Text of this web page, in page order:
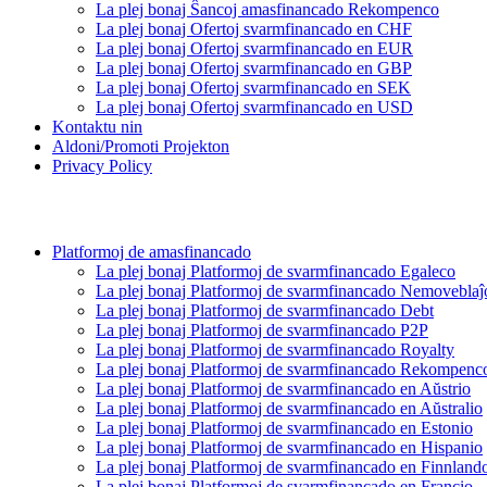
La plej bonaj Ŝancoj amasfinancado Rekompenco
La plej bonaj Ofertoj svarmfinancado en CHF
La plej bonaj Ofertoj svarmfinancado en EUR
La plej bonaj Ofertoj svarmfinancado en GBP
La plej bonaj Ofertoj svarmfinancado en SEK
La plej bonaj Ofertoj svarmfinancado en USD
Kontaktu nin
Aldoni/Promoti Projekton
Privacy Policy
Platformoj de amasfinancado
La plej bonaj Platformoj de svarmfinancado Egaleco
La plej bonaj Platformoj de svarmfinancado
La plej bonaj Platformoj de svarmfinancado Debt
La plej bonaj Platformoj de svarmfinancado P2P
La plej bonaj Platformoj de svarmfinancado Royalty
La plej bonaj Platformoj de svarmfinancado
La plej bonaj Platformoj de svarmfinancado en Aŭstrio
La plej bonaj Platformoj de svarmfinancado en Aŭstralio
La plej bonaj Platformoj de svarmfinancado en Estonio
La plej bonaj Platformoj de svarmfinancado en Hispanio
La plej bonaj Platformoj de svarmfinancado en